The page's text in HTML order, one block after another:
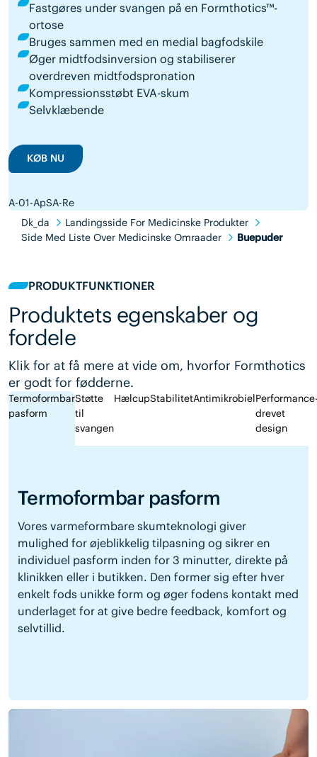
Fastgøres under svangen på en Formthotics™-
ortose
Bruges sammen med en medial bagfodskile
Øger midtfodsinversion og stabiliserer
overdreven midtfodspronation
Kompressionsstøbt EVA-skum
Selvklæbende
KØB NU
A-01-ApSA-Re
Dk_da
Landingsside For Medicinske Produkter
Side Med Liste Over Medicinske Omraader
Buepuder
PRODUKTFUNKTIONER
Produktets egenskaber og
fordele
Klik for at få mere at vide om, hvorfor Formthotics
er godt for fødderne.
Termoformbar
pasform
Støtte
til
svangen
HælcupStabilitetAntimikrobiel
drevet
design
Termoformbar pasform
Vores varmeformbare skumteknologi giver
mulighed for øjeblikkelig tilpasning og sikrer en
individuel pasform inden for 3 minutter, direkte på
klinikken eller i butikken. Den former sig efter hver
enkelt fods unikke form og øger fodens kontakt med
underlaget for at give bedre feedback, komfort og
selvtillid.